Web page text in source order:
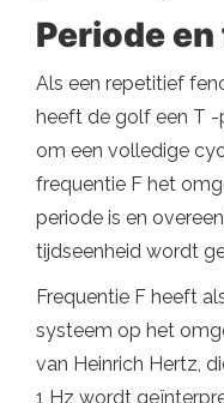
Periode
Als een repetitief
heeft de golf een T -
om een ​​volledige
frequentie F het
periode is en
tijdseenheid wordt
Frequentie F heeft
systeem op het
van Heinrich Hertz,
1 Hz wordt